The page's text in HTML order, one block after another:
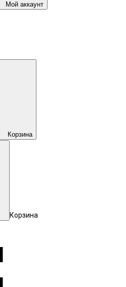
Мой аккаунт
Корзина
Корзина